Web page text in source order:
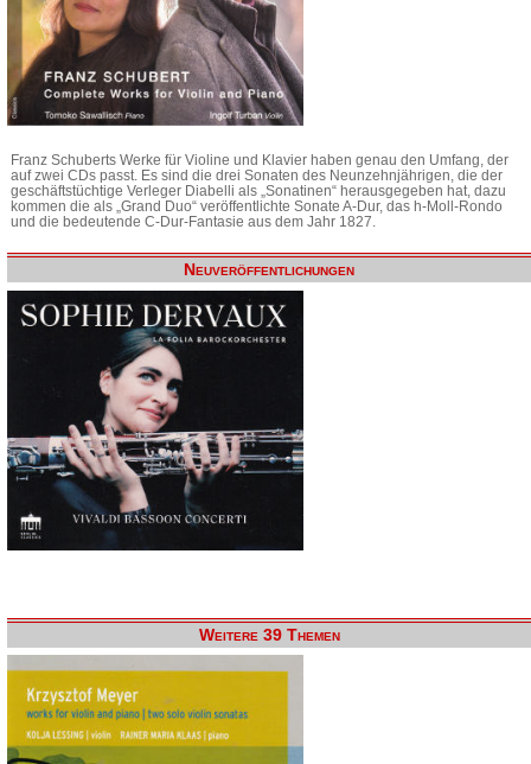
Franz Schuberts Werke für Violine und Klavier haben genau den Umfang, der
auf zwei CDs passt. Es sind die drei Sonaten des Neunzehnjährigen, die der
geschäftstüchtige Verleger Diabelli als „Sonatinen“ herausgegeben hat, dazu
kommen die als „Grand Duo“ veröffentlichte Sonate A-Dur, das h-Moll-Rondo
und die bedeutende C-Dur-Fantasie aus dem Jahr 1827.
Neuveröffentlichungen
Weitere 39 Themen